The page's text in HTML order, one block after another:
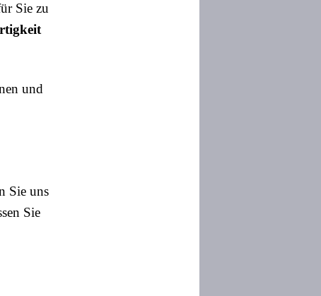
Sie zu
und
Sie uns
Sie